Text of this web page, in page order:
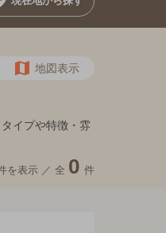
地図表示
イプや特徴・雰
を表示 ／ 全 0 件